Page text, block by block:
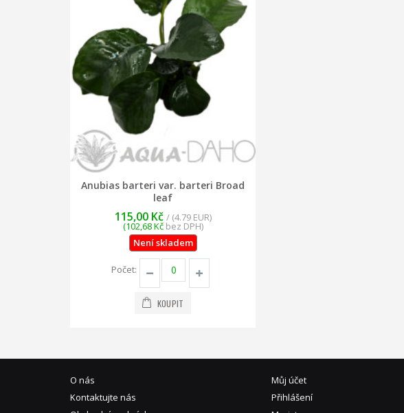
Anubias barteri var. barteri Broad
leaf
115,00 Kč / (4.79 EUR)
(102,68 Kčbez DPH)
Není skladem
Počet:
KOUPIT
O nás
Kontaktujte nás
Můj účet
Přihlášení